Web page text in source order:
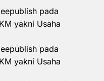
pada
yakni Usaha
pada
yakni Usaha